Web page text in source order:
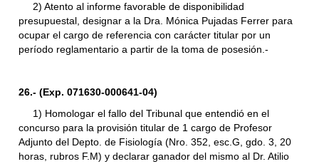
2) Atento al informe favorable de disponibilidad
presupuestal, designar a la Dra. Mónica Pujadas Ferrer para
ocupar el cargo de referencia con carácter titular por un
período reglamentario a partir de la toma de posesión.-
26.- (Exp. 071630-000641-04)
1) Homologar el fallo del Tribunal que entendió en el
concurso para la provisión titular de 1 cargo de Profesor
Adjunto del Depto. de Fisiología (Nro. 352, esc.G, gdo. 3, 20
horas, rubros F.M) y declarar ganador del mismo al Dr. Atilio